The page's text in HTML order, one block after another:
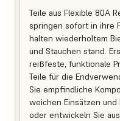
Teile aus Flexible 80A
springen sofort in ihre
halten wiederholtem
und Stauchen stand.
reißfeste, funktionale
Teile für die
Sie empfindliche
weichen Einsätzen und
oder entwickeln Sie